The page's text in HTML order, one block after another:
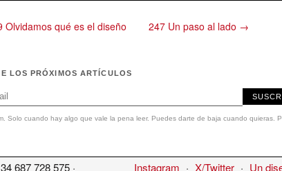
qué es el diseño 247 Un paso al lado →
LOS PRÓXIMOS ARTÍCULOS
Solo cuando hay algo que vale la pena leer. Puedes darte de baja cuando quieras.
687 728 575 · Instagram · X/Twitter · Un